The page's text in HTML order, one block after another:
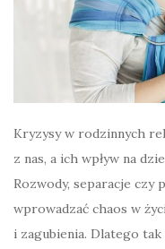
Kryzysy w rodzinnych
z nas, a ich wpływ na
Rozwody, separacje czy
wprowadzać chaos w
i zagubienia. Dlatego tak